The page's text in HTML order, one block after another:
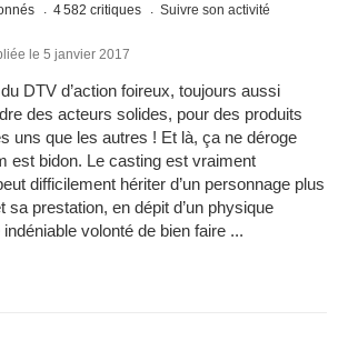
4 582 critiques Suivre son activité
le 5 janvier 2017
DTV d’action foireux, toujours aussi
des acteurs solides, pour des produits
uns que les autres ! Et là, ça ne déroge
est bidon. Le casting est vraiment
difficilement hériter d’un personnage plus
sa prestation, en dépit d’un physique
volonté de bien faire ...